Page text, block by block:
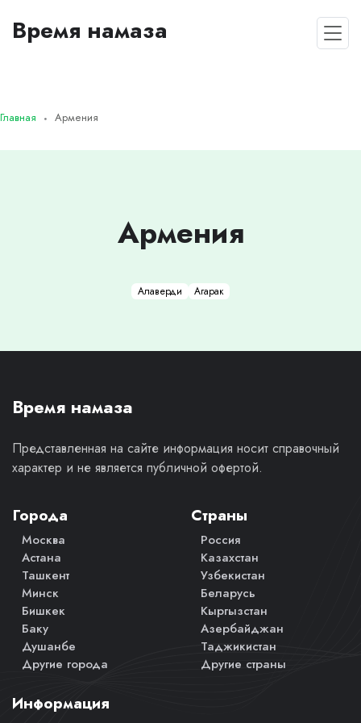
Время намаза
Главная Армения
Армения
Алаверди Агарак
Время намаза
Представленная на сайте информация носит справочный
характер и не является публичной офертой.
Города
Москва
Астана
Ташкент
Минск
Бишкек
Баку
Душанбе
Другие города
Страны
Россия
Казахстан
Узбекистан
Беларусь
Кыргызстан
Азербайджан
Таджикистан
Другие страны
Информация